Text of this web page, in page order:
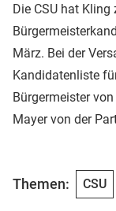
Die CSU hat
März. Bei der
Kandidatenliste
Bürgermeister
Mayer von der
Themen: CSU